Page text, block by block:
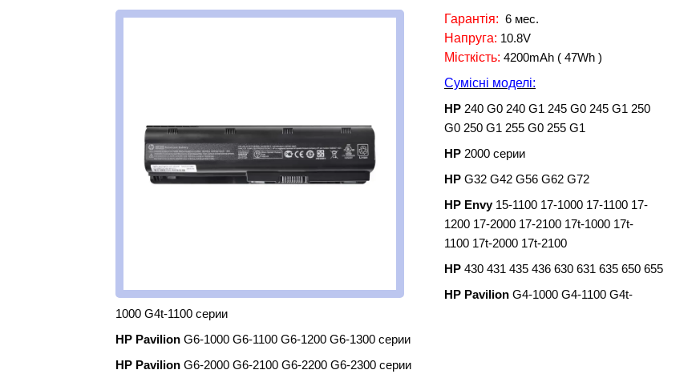
Гарантія: 6 мес.
Напруга: 10.8V
Місткість: 4200mAh ( 47Wh )
Сумісні моделі:
HP 240 G0 240 G1 245 G0 245 G1 250
G0 250 G1 255 G0 255 G1
HP 2000 серии
HP G32 G42 G56 G62 G72
HP Envy 15-1100 17-1000 17-1100 17-
1200 17-2000 17-2100 17t-1000 17t-
1100 17t-2000 17t-2100
HP 430 431 435 436 630 631 635 650 655
HP Pavilion G4-1000 G4-1100 G4t-
1000 G4t-1100 серии
HP Pavilion G6-1000 G6-1100 G6-1200 G6-1300 серии
HP Pavilion G6-2000 G6-2100 G6-2200 G6-2300 серии